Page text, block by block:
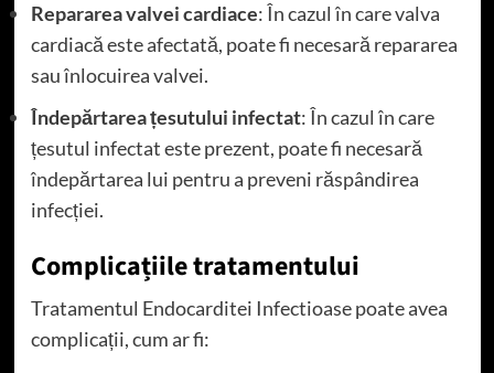
Repararea valvei cardiace: În cazul în care valva
cardiacă este afectată, poate fi necesară repararea
sau înlocuirea valvei.
Îndepărtarea țesutului infectat: În cazul în care
țesutul infectat este prezent, poate fi necesară
îndepărtarea lui pentru a preveni răspândirea
infecției.
Complicațiile tratamentului
Tratamentul Endocarditei Infectioase poate avea
complicații, cum ar fi: